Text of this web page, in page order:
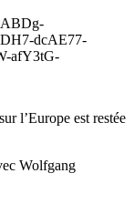
dcAE77-
afY3tG-
l’Europe est restée
Wolfgang